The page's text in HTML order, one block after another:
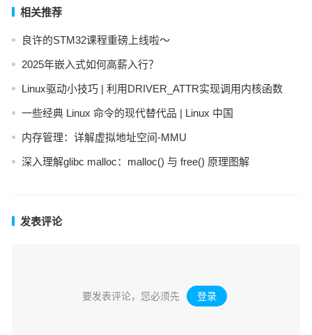
相关推荐
良许的STM32课程重磅上线啦～
2025年嵌入式如何高薪入行？
Linux驱动小技巧 | 利用DRIVER_ATTR实现调用内核函数
一些经典 Linux 命令的现代替代品 | Linux 中国
内存管理：详解虚拟地址空间-MMU
深入理解glibc malloc：malloc() 与 free() 原理图解
发表评论
要发表评论，您必须先 登录 。